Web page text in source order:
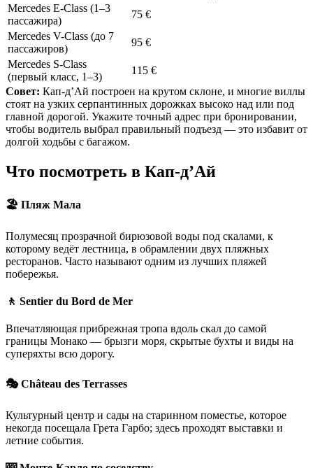
Mercedes E-Class (1–3
пассажира)
75 €
Mercedes V-Class (до 7
пассажиров)
95 €
Mercedes S-Class
(первый класс, 1–3)
115 €
Совет: Кап-д’Ай построен на крутом склоне, и многие виллы
стоят на узких серпантинных дорожках высоко над или под
главной дорогой. Укажите точный адрес при бронировании,
чтобы водитель выбрал правильный подъезд — это избавит от
долгой ходьбы с багажом.
Что посмотреть в Кап-д’Ай
🏖️ Пляж Мала
Полумесяц прозрачной бирюзовой воды под скалами, к
которому ведёт лестница, в обрамлении двух пляжных
ресторанов. Часто называют одним из лучших пляжей
побережья.
🚶 Sentier du Bord de Mer
Впечатляющая прибрежная тропа вдоль скал до самой
границы Монако — брызги моря, скрытые бухты и виды на
суперяхты всю дорогу.
🎭 Château des Terrasses
Культурный центр и сады на старинном поместье, которое
некогда посещала Грета Гарбо; здесь проходят выставки и
летние события.